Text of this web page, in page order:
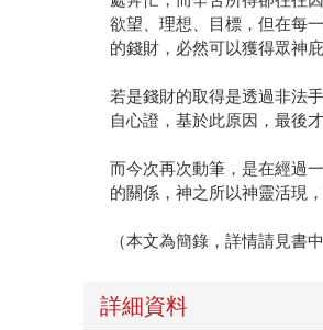
欲望、理想、目標，但在每
的錢財，必然可以獲得眾神庇
若是錢財的取得是透過非法
自心證，基於此原因，最後
而今次再次動筆，是在經過
的關係，神之所以神靈活現
（本文為簡錄，詳情請見書中
詳細資料